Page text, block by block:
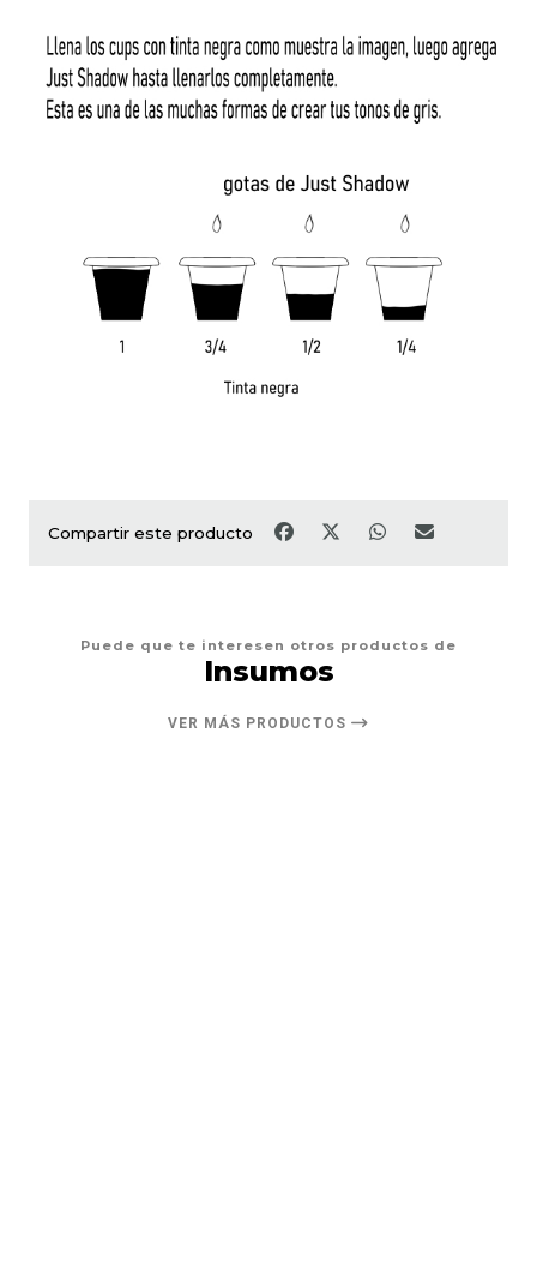
Compartir este producto
Puede que te interesen otros productos de
Insumos
VER MÁS PRODUCTOS